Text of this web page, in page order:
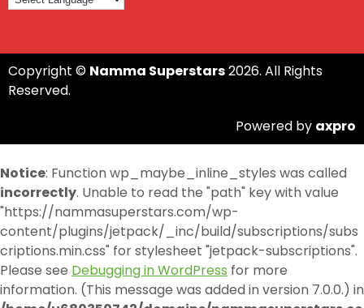
Copyright © Namma Superstars2026. All Rights
Reserved.
Powered by axpro
Notice: Function wp_maybe_inline_styles was called
incorrectly. Unable to read the "path" key with value
"https://nammasuperstars.com/wp-
content/plugins/jetpack/_inc/build/subscriptions/subs
criptions.min.css" for stylesheet "jetpack-subscriptions".
Please see Debugging in WordPress for more
information. (This message was added in version 7.0.0.) in